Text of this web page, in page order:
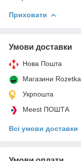
Приховати
Умови доставки
Нова Пошта
Магазини Rozetka
Укрпошта
Meest ПОШТА
Всі умови доставки